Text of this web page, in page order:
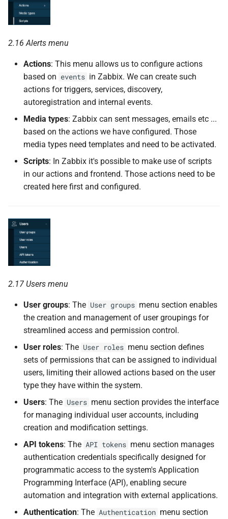
2.16 Alerts menu
Actions: This menu allows us to configure actions
based on events in Zabbix. We can create such
actions for triggers, services, discovery,
autoregistration and internal events.
Media types: Zabbix can sent messages, emails etc ...
based on the actions we have configured. Those
media types need templates and need to be activated.
Scripts: In Zabbix it's possible to make use of scripts
in our actions and frontend. Those actions need to be
created here first and configured.
2.17 Users menu
User groups: The User groups menu section enables
the creation and management of user groupings for
streamlined access and permission control.
User roles: The User roles menu section defines
sets of permissions that can be assigned to individual
users, limiting their allowed actions based on the user
type they have within the system.
Users: The Users menu section provides the interface
for managing individual user accounts, including
creation and modification settings.
API tokens: The API tokens menu section manages
authentication credentials specifically designed for
programmatic access to the system's Application
Programming Interface (API), enabling secure
automation and integration with external applications.
Authentication: The Authentication menu section